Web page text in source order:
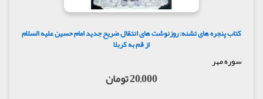
انقلابیان را پس از پیروزی در مسکو یا در پکن یا در هاوانا
یا کشورهای دیگر، بررسی کرده باشند. آرمان راست‌گرا
به قدرت رسیدن یا حفظ قدرت موجود است.
محافظه‌کاران، کمتر ستمی دیده‌اند و کمتر رنجی کشیده
اند. خوش دارند که وضع موجود ثابت نگه داشته شود و
کتاب پنجره های تشنه: روزنوشت های انتقال ضریح جدید امام حسین علیه السلام
از قم به کربلا
سوره مهر
20,000 تومان